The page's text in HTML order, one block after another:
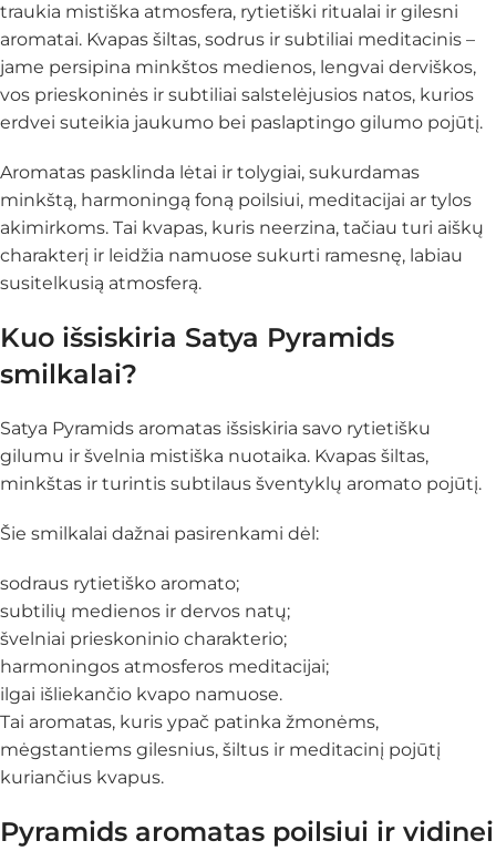
traukia mistiška atmosfera, rytietiški ritualai ir gilesni
aromatai. Kvapas šiltas, sodrus ir subtiliai meditacinis –
jame persipina minkštos medienos, lengvai derviškos,
vos prieskoninės ir subtiliai salstelėjusios natos, kurios
erdvei suteikia jaukumo bei paslaptingo gilumo pojūtį.
Aromatas pasklinda lėtai ir tolygiai, sukurdamas
minkštą, harmoningą foną poilsiui, meditacijai ar tylos
akimirkoms. Tai kvapas, kuris neerzina, tačiau turi aiškų
charakterį ir leidžia namuose sukurti ramesnę, labiau
susitelkusią atmosferą.
Kuo išsiskiria Satya Pyramids
smilkalai?
Satya Pyramids aromatas išsiskiria savo rytietišku
gilumu ir švelnia mistiška nuotaika. Kvapas šiltas,
minkštas ir turintis subtilaus šventyklų aromato pojūtį.
Šie smilkalai dažnai pasirenkami dėl:
sodraus rytietiško aromato;
subtilių medienos ir dervos natų;
švelniai prieskoninio charakterio;
harmoningos atmosferos meditacijai;
ilgai išliekančio kvapo namuose.
Tai aromatas, kuris ypač patinka žmonėms,
mėgstantiems gilesnius, šiltus ir meditacinį pojūtį
kuriančius kvapus.
Pyramids aromatas poilsiui ir vidinei